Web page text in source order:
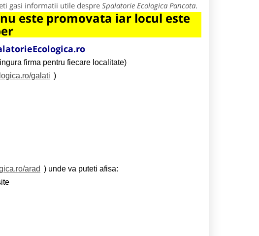
gasi informatii utile despre Spalatorie Ecologica Pancota.
este promovata iar locul este
firma pentru fiecare localitate)
galati )
arad ) unde va puteti afisa: